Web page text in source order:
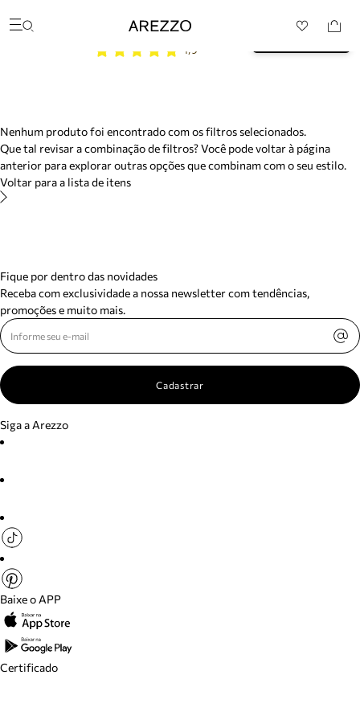
Buscar produtos
categorias sugeridas
Bolsa
Sapatilha
Tamanco
Tênis
Meus pedidos
Acompanhe seus pedidos e solicite devoluções.
Arezzo
Baixe o App e garanta 10%
OFF na sua primeira compra*
4,9
BAIXAR
Nenhum produto foi encontrado com os filtros selecionados.
Que tal revisar a combinação de filtros? Você pode voltar à página
anterior para explorar outras opções que combinam com o seu estilo.
Voltar para a lista de itens
Fique por dentro das novidades
Receba com exclusividade a nossa newsletter com tendências,
promoções e muito mais.
Cadastrar
Siga a Arezzo
Baixe o APP
Certificado